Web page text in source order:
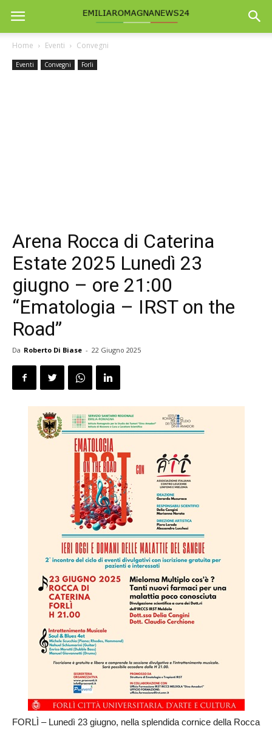
Home Eventi Convegni
Eventi Convegni Forli
Arena Rocca di Caterina
Estate 2025 Lunedì 23
giugno – ore 21:00
“Ematologia – IRST on the
Road”
Da Roberto Di Biase - 22 Giugno 2025
FORLÌ – Lunedì 23 giugno, nella splendida cornice della Rocca